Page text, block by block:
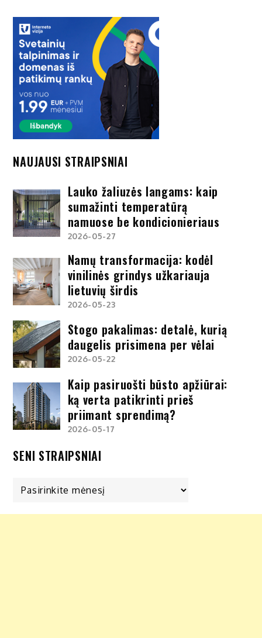
NAUJAUSI STRAIPSNIAI
Lauko žaliuzės langams: kaip
sumažinti temperatūrą
namuose be kondicionieriaus
2026-05-27
Namų transformacija: kodėl
vinilinės grindys užkariauja
lietuvių širdis
2026-05-23
Stogo pakalimas: detalė, kurią
daugelis prisimena per vėlai
2026-05-22
Kaip pasiruošti būsto apžiūrai:
ką verta patikrinti prieš
priimant sprendimą?
2026-05-17
SENI STRAIPSNIAI